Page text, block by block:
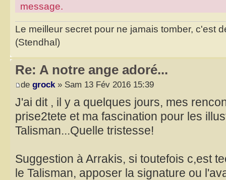
message.
Le meilleur secret pour ne jamais tomber, c'est
(Stendhal)
Re: A notre ange adoré...
de grock» Sam 13 Fév 2016 15:39
J'ai dit , il y a quelques jours, mes
prise2tete et ma fascination pour les
Talisman...Quelle tristesse!
Suggestion à Arrakis, si toutefois c,est
le Talisman, apposer la signature ou